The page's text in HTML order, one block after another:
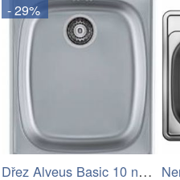
- 29%
Dřez Alveus Basic 10 nerez 1082196